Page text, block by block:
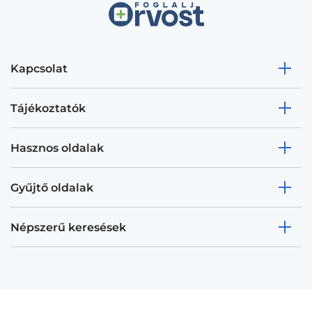
Kapcsolat
Tájékoztatók
Hasznos oldalak
Gyűjtő oldalak
Népszerű keresések